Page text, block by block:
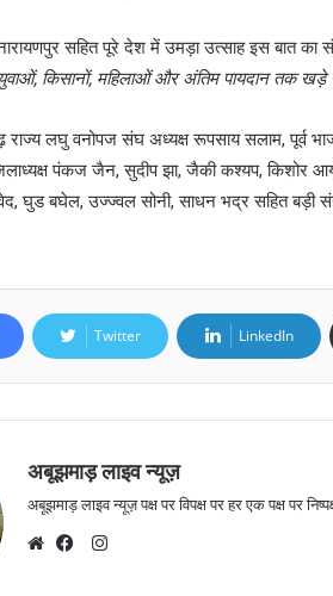
सहित पूरे देश में उमड़ा उत्साह इस बात का
किसानों, महिलाओं और अंतिम पायदान तक खड़े
राज्य लघु वनोपज संघ अध्यक्ष रूपसाय सलाम, पूर्व
पंकज जैन, सुदीप झा, जैकी कश्यप, किशोर
घुड बघेल, उज्ज्वल सोनी, साधन भद्र सहित बड़ी
Twitter LinkedIn
अबूझमाड़ लाइव न्यूज़
अबूझमाड़ लाइव न्यूज़ पक्ष पर विपक्ष पर हर एक पक्ष पर
I